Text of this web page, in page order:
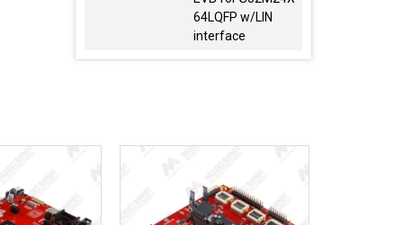
64LQFP w/LIN
interface